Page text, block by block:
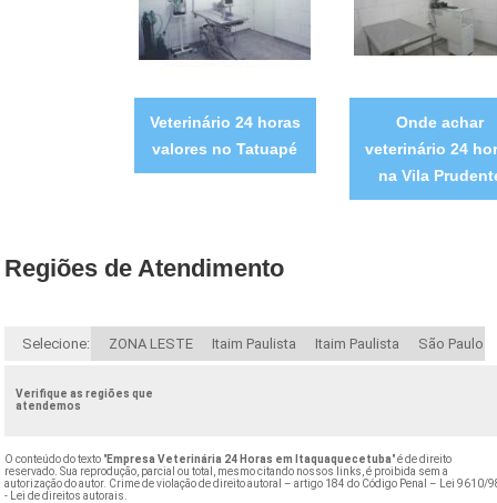
Veterinário 24 horas
valores no Tatuapé
Onde achar
veterinário 24
na Vila
Regiões de Atendimento
Selecione: ZONA LESTE Itaim Paulista Itaim Paulista São Paulo
Verifique as regiões que
atendemos
O conteúdo do texto "Empresa Veterinária 24 Horas em Itaquaquecetuba" é de direito
reservado. Sua reprodução, parcial ou total, mesmo citando nossos links, é proibida sem a
autorização do autor. Crime de violação de direito autoral – artigo 184 do Código Penal –
Lei 9610/
- Lei de direitos autorais